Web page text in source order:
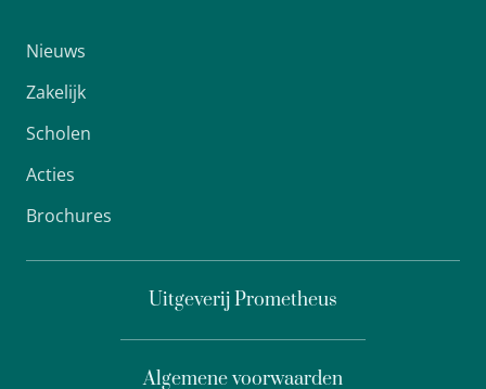
Nieuws
Zakelijk
Scholen
Acties
Brochures
Uitgeverij Prometheus
Algemene voorwaarden